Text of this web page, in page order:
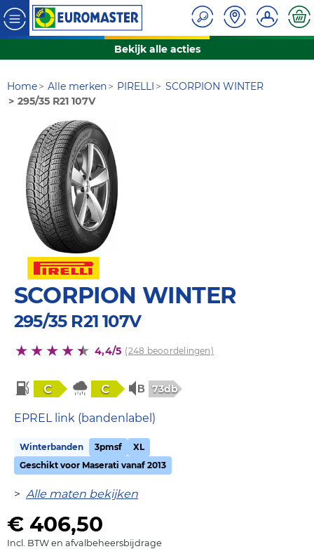
Bekijk alle acties
Home Alle merken PIRELLI
SCORPION WINTER
295/35 R21 107V
SCORPION WINTER
295/35 R21 107V
4,4/5 (248 beoordelingen)
C C 73db
EPREL link (bandenlabel)
Winterbanden 3pmsf
XL
Geschikt voor Maserati vanaf 2013
> Alle maten bekijken
€ 406,50
Incl. BTW en afvalbeheersbijdrage